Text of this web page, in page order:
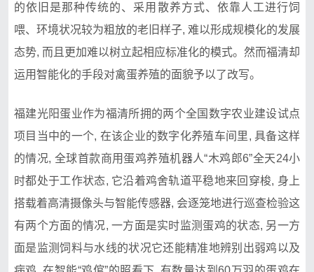
的依旧是那种传统的、采用散养方式、依靠人工进行饲
喂、环境状况较为粗放的老旧样子, 难以形成规模化的发展
态势, 而且更加难以树立起相应标准化的模式。然而福清却
运用智能化的手段对禽蛋养殖的面貌予以了改写。
福建光阳蛋业作为福清所拥的两个全国数字农业建设试点
项目当中的一个, 在该企业的数字化养殖车间里, 具备这样
的情况, 全球首款商用蛋鸡养殖机器人“木鸡郎6”全天24小
时都处于工作状态, 它沿着鸡舍轨道平稳地来回穿梭, 身上
搭载着高清摄像头与智能传感器, 会逐笼地进行巡查检验这
有两个方面的情况, 一方面是实时监测蛋鸡的状态, 另一方
面是监测饲料与水线的状况它还能精准地辨别出弱鸡以及